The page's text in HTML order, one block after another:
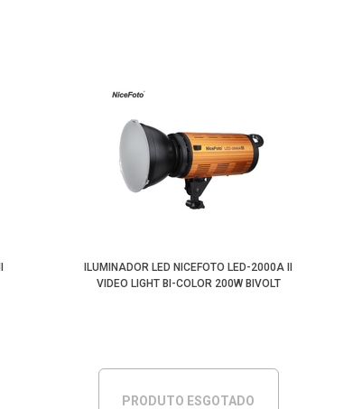
ILUMINADOR LED NICEFOTO LED-2000A II
VIDEO LIGHT BI-COLOR 200W BIVOLT
PRODUTO ESGOTADO